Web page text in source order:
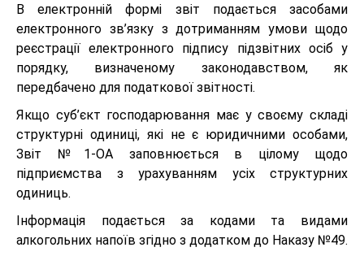
В електронній формі звіт подається засобами
електронного зв’язку з дотриманням умови щодо
реєстрації електронного підпису підзвітних осіб у
порядку, визначеному законодавством, як
передбачено для податкової звітності.
Якщо суб’єкт господарювання має у своєму складі
структурні одиниці, які не є юридичними особами,
Звіт №1-ОА заповнюється в цілому щодо
підприємства з урахуванням усіх структурних
одиниць.
Інформація подається за кодами та видами
алкогольних напоїв згідно з додатком до Наказу №49.